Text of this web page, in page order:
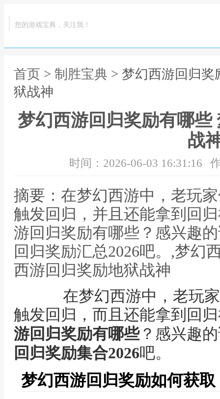
您的游戏宝典，关注我！
首页 > 制胜宝典 > 梦幻西游回归
狱战神
梦幻西游回归奖励有哪些
战
时间：2026-06-03 16:31:16
摘要：在梦幻西游中，老玩
触发回归，并且还能拿到回
游回归奖励有哪些？感兴趣
回归奖励汇总2026吧。,梦幻
西游回归奖励地狱战神
在梦幻西游中，老玩家
触发回归，而且还能拿到回
游回归奖励有哪些？感兴趣
回归奖励集合2026吧。
梦幻西游回归奖励如何获取